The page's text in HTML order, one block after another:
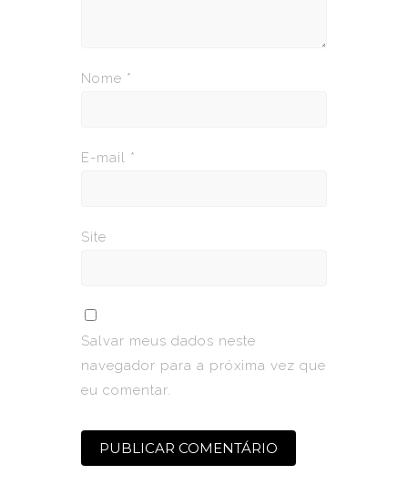
Nome *
E-mail *
Site
Salvar meus dados neste
navegador para a próxima vez que
eu comentar.